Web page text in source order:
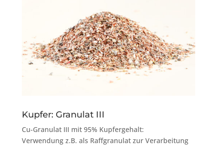
Kupfer: Granulat III
Cu-Granulat III mit 95% Kupfergehalt:
Verwendung z.B. als Raffgranulat zur Verarbeitung